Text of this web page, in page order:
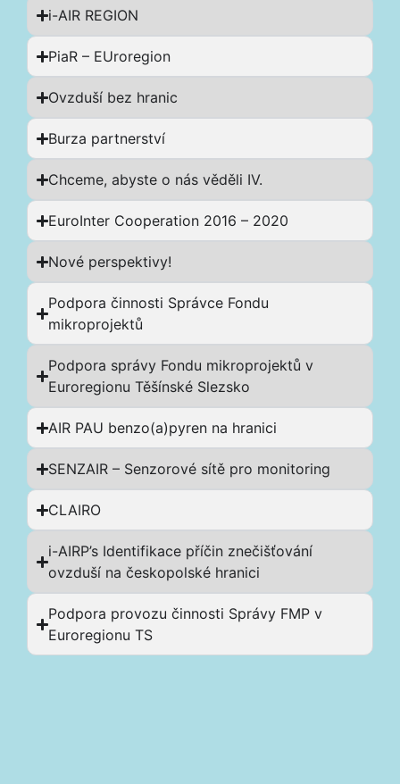
i-AIR REGION
PiaR – EUroregion
Ovzduší bez hranic
Burza partnerství
Chceme, abyste o nás věděli IV.
EuroInter Cooperation 2016 – 2020
Nové perspektivy!
Podpora činnosti Správce Fondu
mikroprojektů
Podpora správy Fondu mikroprojektů v
Euroregionu Těšínské Slezsko
AIR PAU benzo(a)pyren na hranici
SENZAIR – Senzorové sítě pro monitoring
CLAIRO
i-AIRP’s Identifikace příčin znečišťování
ovzduší na českopolské hranici
Podpora provozu činnosti Správy FMP v
Euroregionu TS